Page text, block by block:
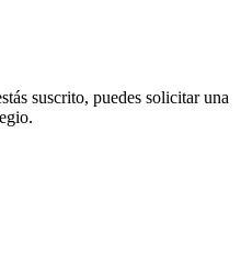
suscrito, puedes solicitar una